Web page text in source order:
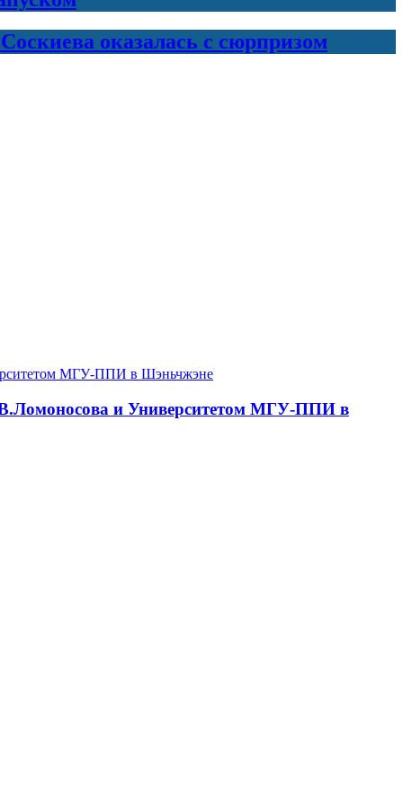
оказалась с сюрпризом
и Университетом МГУ-ППИ в